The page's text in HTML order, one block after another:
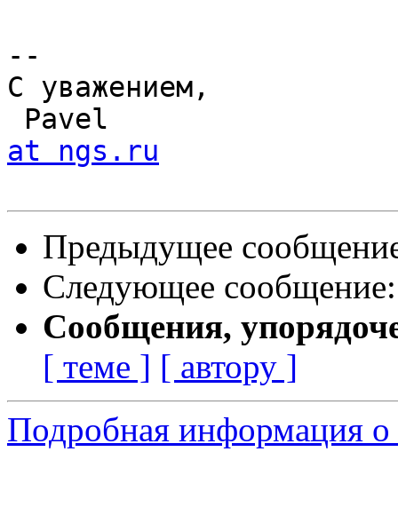
--
С уважением,
Pavel
at ngs.ru
Предыдущее
Следующее
Сообщения,
[ теме ] [ автору ]
Подробная информация